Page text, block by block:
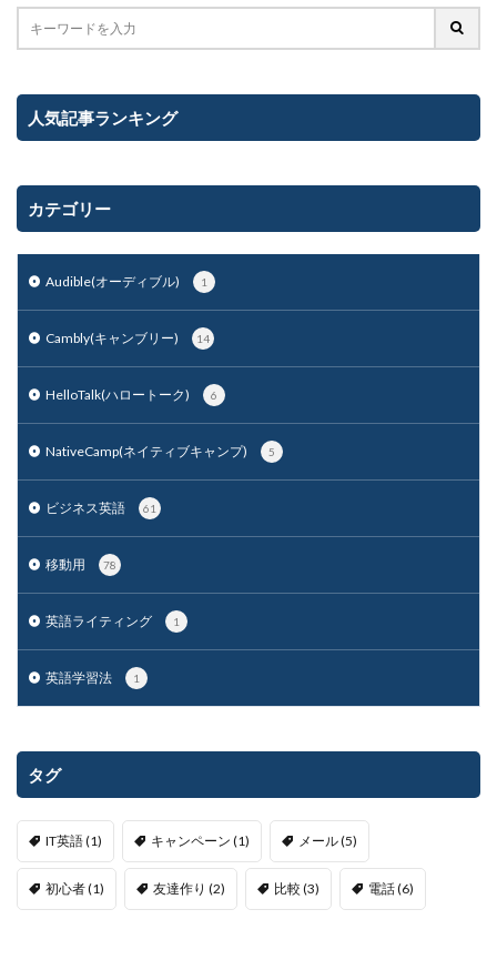
人気記事ランキング
カテゴリー
Audible(オーディブル) 1
Cambly(キャンブリー) 14
HelloTalk(ハロートーク) 6
NativeCamp(ネイティブキャンプ) 5
ビジネス英語 61
移動用 78
英語ライティング 1
英語学習法 1
タグ
IT英語(1) キャンペーン (1) メール(5)
初心者(1) 友達作り (2) 比較 (3) 電話(6)